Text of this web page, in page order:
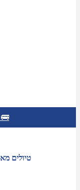
טיולים מאורגנים 🚌
טיולים